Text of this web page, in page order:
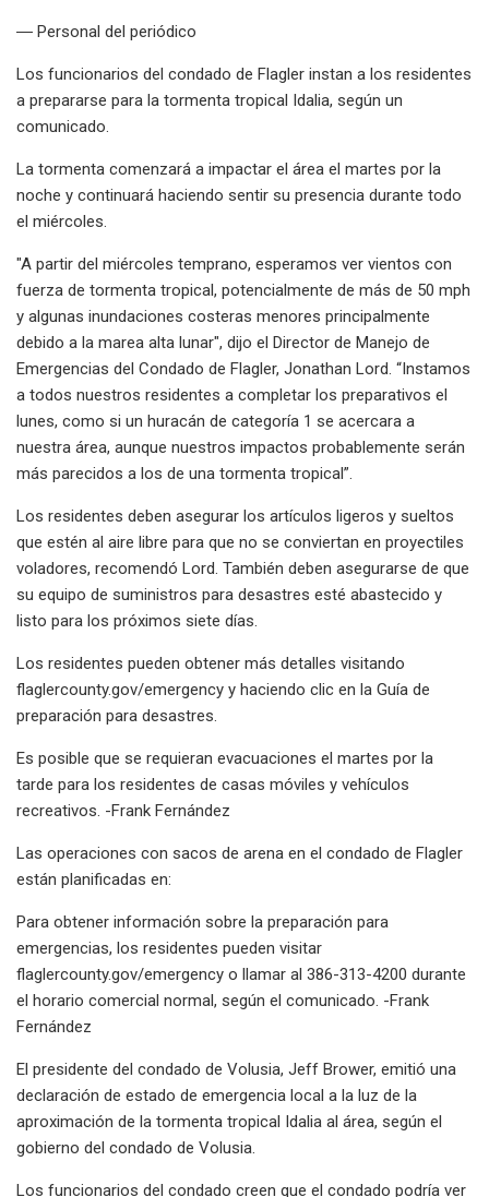
― Personal del periódico
Los funcionarios del condado de Flagler instan a los residentes
a prepararse para la tormenta tropical Idalia, según un
comunicado.
La tormenta comenzará a impactar el área el martes por la
noche y continuará haciendo sentir su presencia durante todo
el miércoles.
"A partir del miércoles temprano, esperamos ver vientos con
fuerza de tormenta tropical, potencialmente de más de 50 mph
y algunas inundaciones costeras menores principalmente
debido a la marea alta lunar", dijo el Director de Manejo de
Emergencias del Condado de Flagler, Jonathan Lord. “Instamos
a todos nuestros residentes a completar los preparativos el
lunes, como si un huracán de categoría 1 se acercara a
nuestra área, aunque nuestros impactos probablemente serán
más parecidos a los de una tormenta tropical”.
Los residentes deben asegurar los artículos ligeros y sueltos
que estén al aire libre para que no se conviertan en proyectiles
voladores, recomendó Lord. También deben asegurarse de que
su equipo de suministros para desastres esté abastecido y
listo para los próximos siete días.
Los residentes pueden obtener más detalles visitando
flaglercounty.gov/emergency y haciendo clic en la Guía de
preparación para desastres.
Es posible que se requieran evacuaciones el martes por la
tarde para los residentes de casas móviles y vehículos
recreativos. -Frank Fernández
Las operaciones con sacos de arena en el condado de Flagler
están planificadas en:
Para obtener información sobre la preparación para
emergencias, los residentes pueden visitar
flaglercounty.gov/emergency o llamar al 386-313-4200 durante
el horario comercial normal, según el comunicado. -Frank
Fernández
El presidente del condado de Volusia, Jeff Brower, emitió una
declaración de estado de emergencia local a la luz de la
aproximación de la tormenta tropical Idalia al área, según el
gobierno del condado de Volusia.
Los funcionarios del condado creen que el condado podría ver